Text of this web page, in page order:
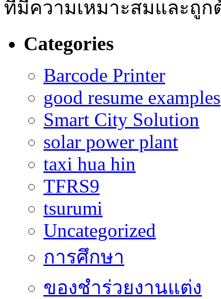
ที่มีความเหมาะสมและถูก
Categories
Barcode Printer
good resume examples
Smart City Solution
solar power plant
taxi hua hin
TFRS9
tsurumi
Uncategorized
การศึกษา
ของชำร่วยงานแต่ง